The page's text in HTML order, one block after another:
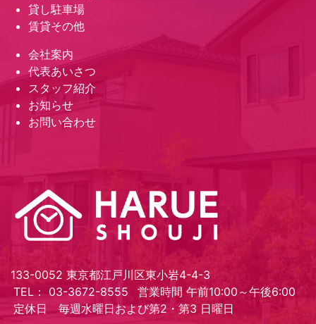
貸し駐車場
賃貸その他
会社案内
代表あいさつ
スタッフ紹介
お知らせ
お問い合わせ
133-0052 東京都江戸川区東小岩4-4-3
TEL： 03-3672-8555
営業時間 午前10:00～午後6:00
定休日 毎週水曜日および第2・第3 日曜日